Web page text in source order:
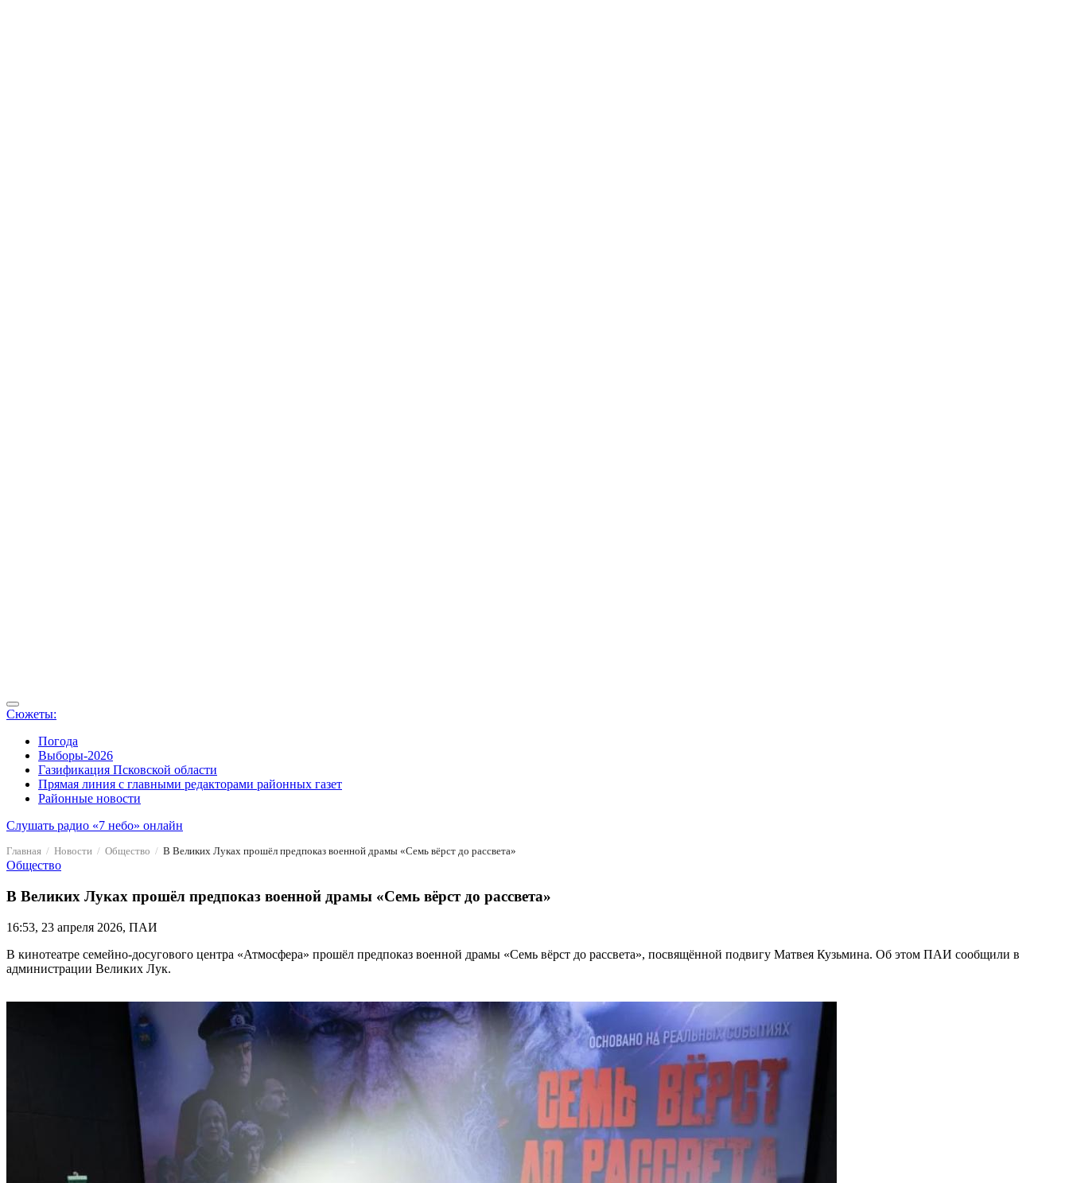
Сюжеты:
Погода
Выборы-2026
Газификация Псковской области
Прямая линия с главными редакторами районных газет
Районные новости
Слушать радио «7 небо» онлайн
Главная Новости Общество В Великих Луках прошёл предпоказ военной драмы «Семь вёрст до рассвета»
Общество
В Великих Луках прошёл предпоказ военной драмы «Семь вёрст до рассвета»
16:53, 23 апреля 2026, ПАИ
В кинотеатре семейно-досугового центра «Атмосфера» прошёл предпоказ военной драмы «Семь вёрст до рассвета», посвящённой подвигу Матвея Кузьмина. Об этом ПАИ сообщили в
администрации Великих Лук.